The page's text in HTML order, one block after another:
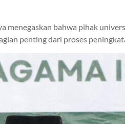
menegaskan bahwa pihak
penting dari proses